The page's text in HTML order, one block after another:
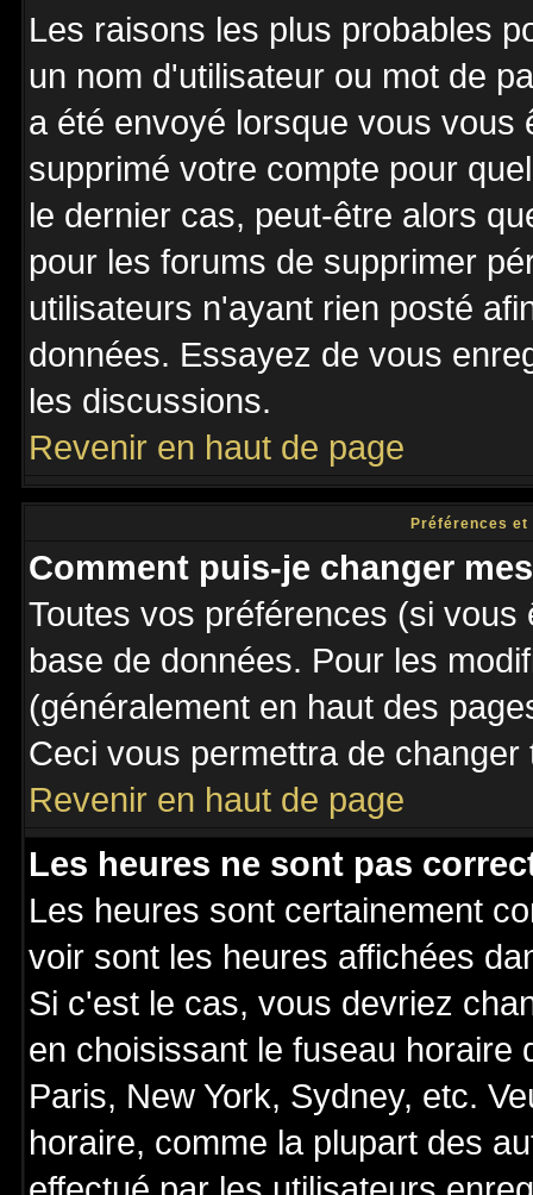
Les raisons les plus probables
un nom d'utilisateur ou mot de
a été envoyé lorsque vous
supprimé votre compte pour
le dernier cas, peut-être alors
pour les forums de supprimer
utilisateurs n'ayant rien posté
données. Essayez de vous
les discussions.
Revenir en haut de page
Préférences
Comment puis-je changer
Toutes vos préférences (si
base de données. Pour les
(généralement en haut des
Ceci vous permettra de
Revenir en haut de page
Les heures ne sont pas
Les heures sont certainement
voir sont les heures affichées
Si c'est le cas, vous devriez
en choisissant le fuseau horaire
Paris, New York, Sydney, etc.
horaire, comme la plupart des